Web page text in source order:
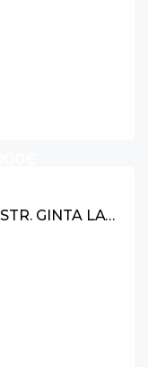
APARTAMENT CU 3 CAMERE, STR. GINTA LATINĂ, CIOCANA